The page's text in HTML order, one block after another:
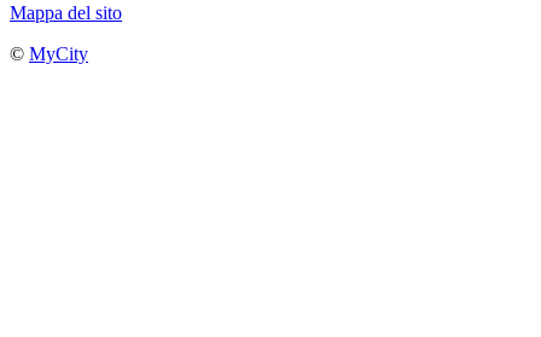
Mappa del sito
© MyCity